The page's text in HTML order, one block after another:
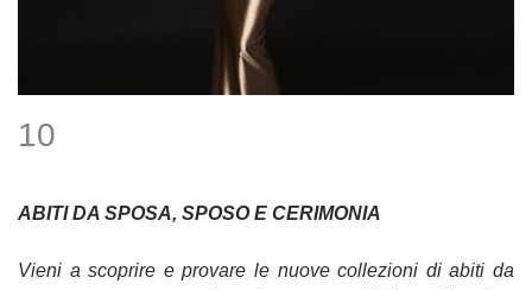
10
ABITI DA SPOSA, SPOSO E CERIMONIA
Vieni a scoprire e provare le nuove collezioni di abiti da